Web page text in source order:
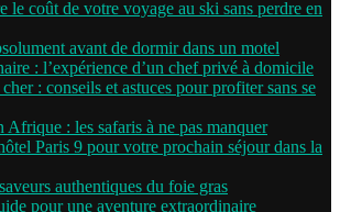
le coût de votre voyage au ski sans perdre en
avant de dormir dans un motel
: l’expérience d’un chef privé à domicile
: conseils et astuces pour profiter sans se
Afrique : les safaris à ne pas manquer
Paris 9 pour votre prochain séjour dans la
authentiques du foie gras
pour une aventure extraordinaire